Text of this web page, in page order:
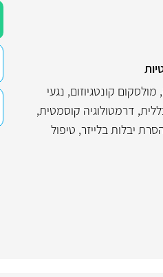
, מולסקום קונטגיוזום, נגעי
, דרמטולוגיה קוסמטית,
יבלות בלייזר, טיפול